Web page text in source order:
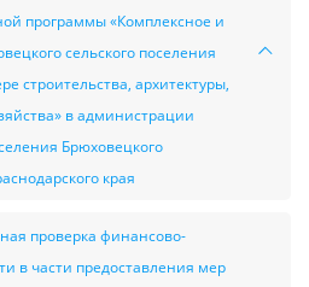
программы «Комплексное и
сельского поселения
строительства, архитектуры,
в администрации
Брюховецкого
края
проверка финансово-
в части предоставления мер